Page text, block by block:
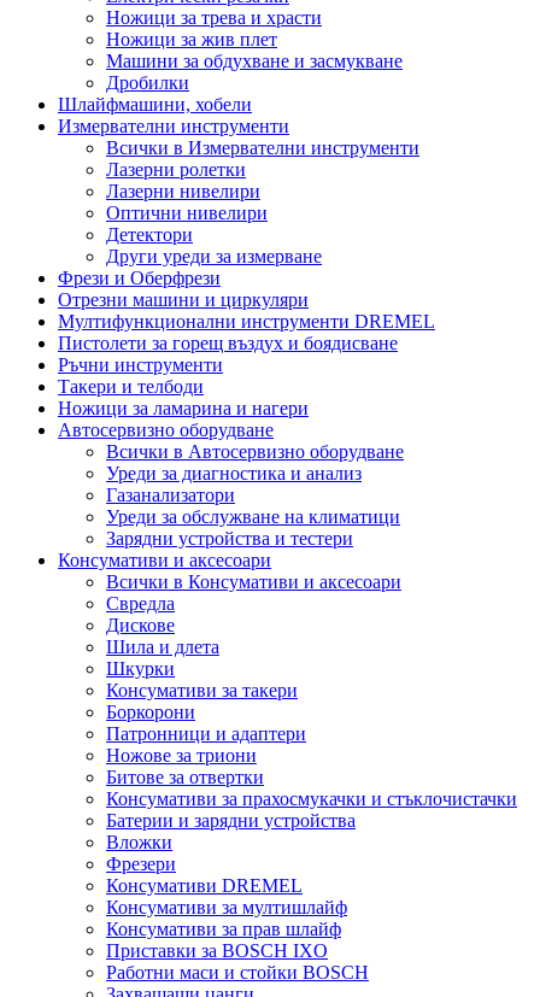
Ножици за трева и храсти
Ножици за жив плет
Машини за обдухване и засмукване
Дробилки
Шлайфмашини, хобели
Измервателни инструменти
Всички в Измервателни инструменти
Лазерни ролетки
Лазерни нивелири
Оптични нивелири
Детектори
Други уреди за измерване
Фрези и Оберфрези
Отрезни машини и циркуляри
Мултифункционални инструменти DREMEL
Пистолети за горещ въздух и боядисване
Ръчни инструменти
Такери и телбоди
Ножици за ламарина и нагери
Автосервизно оборудване
Всички в Автосервизно оборудване
Уреди за диагностика и анализ
Газанализатори
Уреди за обслужване на климатици
Зарядни устройства и тестери
Консумативи и аксесоари
Всички в Консумативи и аксесоари
Свредла
Дискове
Шила и длета
Шкурки
Консумативи за такери
Боркорони
Патронници и адаптери
Ножове за триони
Битове за отвертки
Консумативи за прахосмукачки и стъклочистачки
Батерии и зарядни устройства
Вложки
Фрезери
Консумативи DREMEL
Консумативи за мултишлайф
Консумативи за прав шлайф
Приставки за BOSCH IXO
Работни маси и стойки BOSCH